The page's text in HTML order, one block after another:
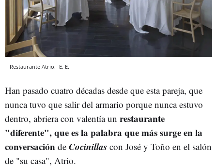
Restaurante Atrio. E. E.
Han pasado cuatro décadas desde que esta pareja, que
nunca tuvo que salir del armario porque nunca estuvo
dentro, abriera con valentía un restaurante
"diferente", que es la palabra que más surge en la
conversación de Cocinillas con José y Toño en el salón
de "su casa", Atrio.